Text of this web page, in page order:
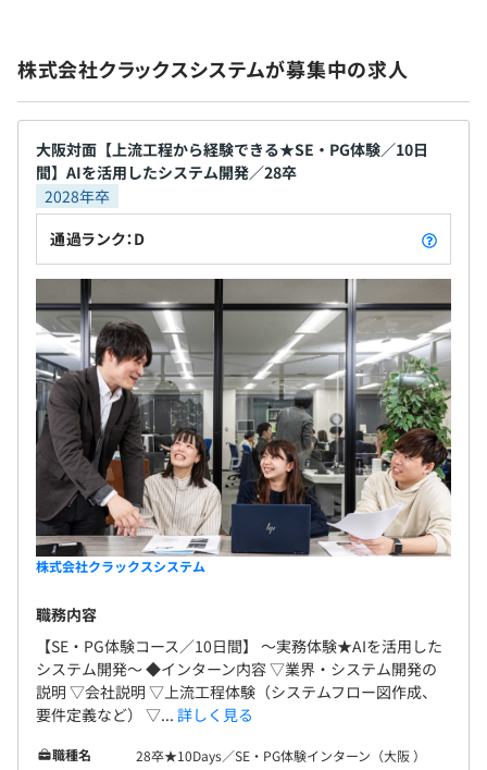
ボーナスを進呈）
大阪開発部：約130名
東京開発部：約30名
無期雇用
3ヶ月（労働条件の変更はなし）
株式会社クラックスシステムが募集中の求人
大阪対面【上流工程から経験できる★SE・PG体験／10日
間】AIを活用したシステム開発／28卒
2028年卒
通過ランク：D
株式会社クラックスシステム
職務内容
【SE・PG体験コース／10日間】 〜実務体験★AIを活用した
システム開発〜 ◆インターン内容 ▽業界・システム開発の
説明 ▽会社説明 ▽上流工程体験（システムフロー図作成、
要件定義など） ▽... 詳しく見る
職種名
28卒★10Days／SE・PG体験インターン（大阪 ）